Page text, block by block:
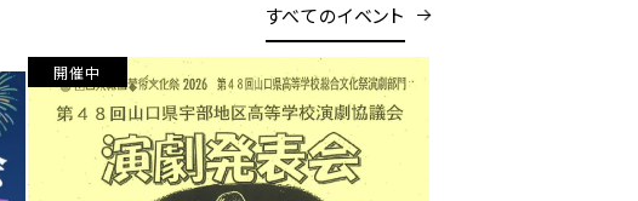
すべてのイベント
開催中